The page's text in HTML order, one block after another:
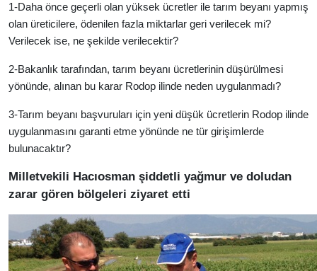
1-Daha önce geçerli olan yüksek ücretler ile tarım beyanı yapmış
olan üreticilere, ödenilen fazla miktarlar geri verilecek mi?
Verilecek ise, ne şekilde verilecektir?
2-Bakanlık tarafından, tarım beyanı ücretlerinin düşürülmesi
yönünde, alınan bu karar Rodop ilinde neden uygulanmadı?
3-Tarım beyanı başvuruları için yeni düşük ücretlerin Rodop ilinde
uygulanmasını garanti etme yönünde ne tür girişimlerde
bulunacaktır?
Milletvekili Hacıosman şiddetli yağmur ve doludan
zarar gören bölgeleri ziyaret etti